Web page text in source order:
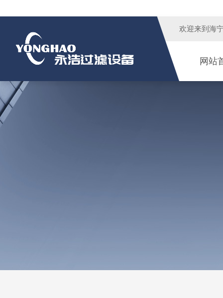
欢迎来到 海
网站